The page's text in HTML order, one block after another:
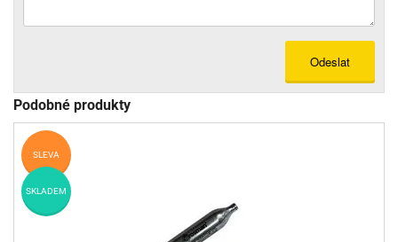
Odeslat
Podobné produkty
SLEVA
SKLADEM